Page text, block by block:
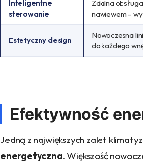
Inteligentne
sterowanie
Zdalna
nawiewem –
Estetyczny design
Nowoczesna
do każdego
Efektywność
Jedną z największych zalet
energetyczna. Większość